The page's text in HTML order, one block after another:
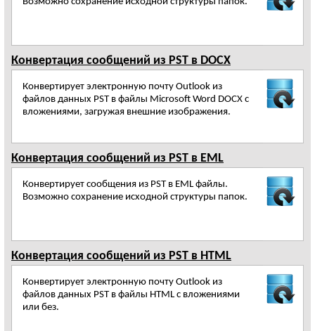
Конвертация сообщений из PST в DOCX
Конвертирует электронную почту Outlook из
файлов данных PST в файлы Microsoft Word DOCX с
вложениями, загружая внешние изображения.
Конвертация сообщений из PST в EML
Конвертирует сообщения из PST в EML файлы.
Возможно сохранение исходной структуры папок.
Конвертация сообщений из PST в HTML
Конвертирует электронную почту Outlook из
файлов данных PST в файлы HTML с вложениями
или без.